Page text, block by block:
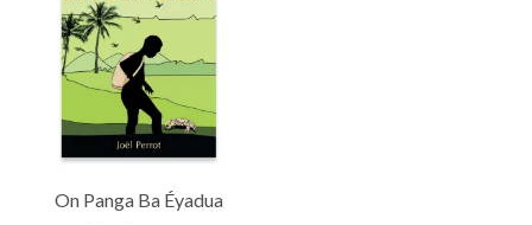
On Panga Ba Éyadua